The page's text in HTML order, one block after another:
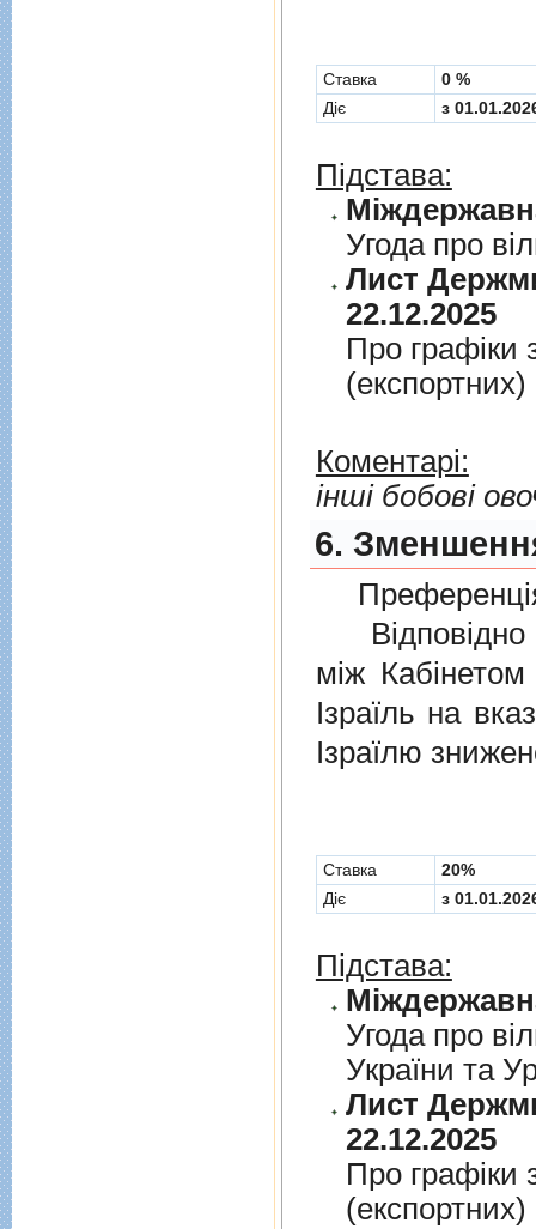
Cтавка
0 %
Діє
з
Підстава:
Угода про
Лист
22.12.2025
Про графiки
Коментарі:
інші бобові
6.
Відповідно
мiж Кабінетом
Ізраїль на
Ізраїлю
Cтавка
20%
Діє
з
Підстава:
Угода про
України та
Лист
22.12.2025
Про графiки